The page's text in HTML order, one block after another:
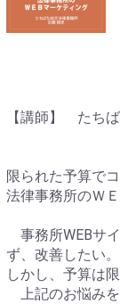
【講師】 たち
限られた予算で
法律事務所のＷ
事務所WEBサ
ず、改善したい。
しかし、予算は
上記のお悩み